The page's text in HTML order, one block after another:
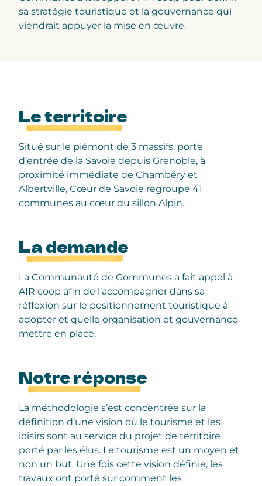
sa stratégie touristique et la gouvernance qui
viendrait appuyer la mise en œuvre.
Le territoire
Situé sur le piémont de 3 massifs, porte
d’entrée de la Savoie depuis Grenoble, à
proximité immédiate de Chambéry et
Albertville, Cœur de Savoie regroupe 41
communes au cœur du sillon Alpin.
La demande
La Communauté de Communes a fait appel à
AIR coop afin de l’accompagner dans sa
réflexion sur le positionnement touristique à
adopter et quelle organisation et gouvernance
mettre en place.
Notre réponse
La méthodologie s’est concentrée sur la
définition d’une vision où le tourisme et les
loisirs sont au service du projet de territoire
porté par les élus. Le tourisme est un moyen et
non un but. Une fois cette vision définie, les
travaux ont porté sur comment les